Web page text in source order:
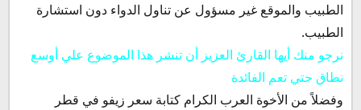
الطبيب والموقع غير مسؤول عن تناول الدواء دون استشارة
الطبيب.
نرجو منك أيها القارئ العزيز أن تنشر هذا الموضوع علي أوسع
نطاق حتي تعم الفائدة
وفضلاً من الأخوة العرب الكرام كتابة سعر زيفو في قطر